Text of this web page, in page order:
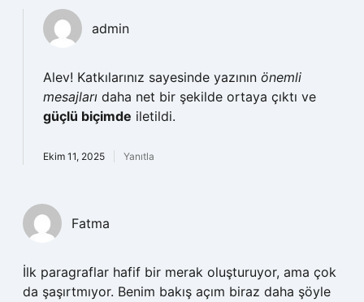
admin
Alev! Katkılarınız sayesinde yazının önemli
mesajları daha net bir şekilde ortaya çıktı ve
güçlü biçimde iletildi.
Ekim 11, 2025 Yanıtla
Fatma
İlk paragraflar hafif bir merak oluşturuyor, ama çok
da şaşırtmıyor. Benim bakış açım biraz daha şöyle